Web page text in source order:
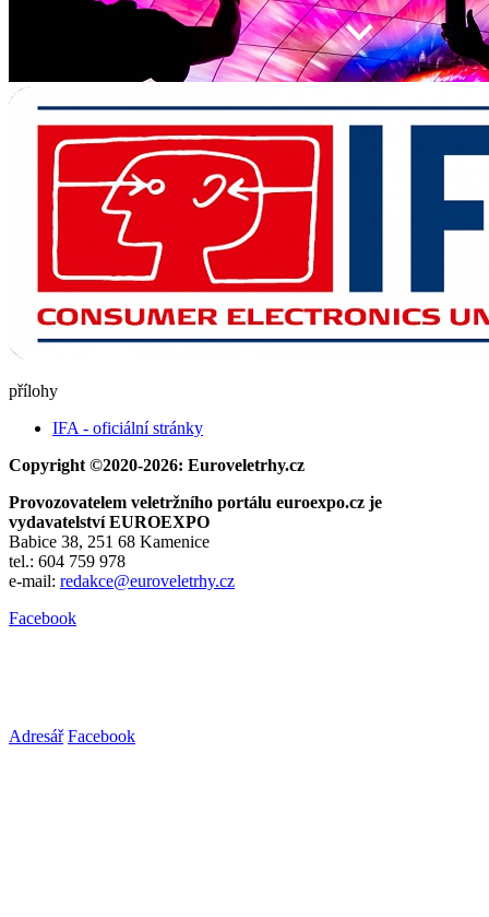
přílohy
IFA - oficiální stránky
Copyright ©2020-2026: Euroveletrhy.cz
Provozovatelem veletržního portálu euroexpo.cz je
vydavatelství EUROEXPO
Babice 38, 251 68 Kamenice
tel.: 604 759 978
e-mail: redakce@euroveletrhy.cz
Facebook
Adresář Facebook